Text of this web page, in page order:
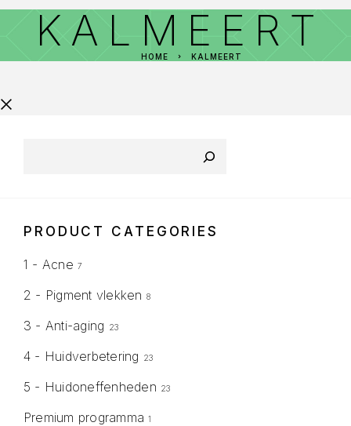
KALMEERT
HOME KALMEERT
PRODUCT CATEGORIES
1 - Acne 7
2 - Pigment vlekken 8
3 - Anti-aging 23
4 - Huidverbetering 23
5 - Huidoneffenheden 23
Premium programma 1